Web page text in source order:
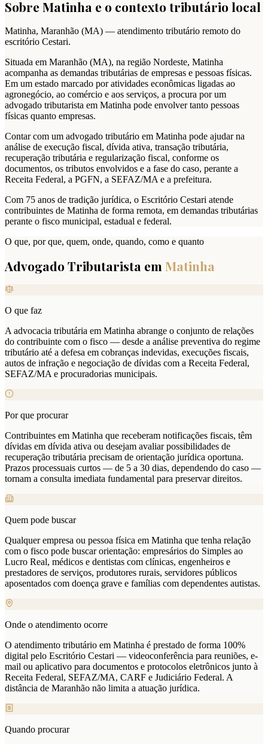
Sobre Matinha e o contexto tributário local
Matinha, Maranhão (MA) — atendimento tributário remoto do
escritório Cestari.
Situada em Maranhão (MA), na região Nordeste, Matinha
acompanha as demandas tributárias de empresas e pessoas físicas.
Em um estado marcado por atividades econômicas ligadas ao
agronegócio, ao comércio e aos serviços, a procura por um
advogado tributarista em Matinha pode envolver tanto pessoas
físicas quanto empresas.
Contar com um advogado tributário em Matinha pode ajudar na
análise de execução fiscal, dívida ativa, transação tributária,
recuperação tributária e regularização fiscal, conforme os
documentos, os tributos envolvidos e a fase do caso, perante a
Receita Federal, a PGFN, a SEFAZ/MA e a prefeitura.
Com 75 anos de tradição jurídica, o Escritório Cestari atende
contribuintes de Matinha de forma remota, em demandas tributárias
perante o fisco municipal, estadual e federal.
O que, por que, quem, onde, quando, como e quanto
Advogado Tributarista em Matinha
O que faz
A advocacia tributária em Matinha abrange o conjunto de relações
do contribuinte com o fisco — desde a análise preventiva do regime
tributário até a defesa em cobranças indevidas, execuções fiscais,
autos de infração e negociação de dívidas com a Receita Federal,
SEFAZ/MA e procuradorias municipais.
Por que procurar
Contribuintes em Matinha que receberam notificações fiscais, têm
dívidas em dívida ativa ou desejam avaliar possibilidades de
recuperação tributária precisam de orientação jurídica oportuna.
Prazos processuais curtos — de 5 a 30 dias, dependendo do caso —
tornam a consulta imediata fundamental para preservar direitos.
Quem pode buscar
Qualquer empresa ou pessoa física em Matinha que tenha relação
com o fisco pode buscar orientação: empresários do Simples ao
Lucro Real, médicos e dentistas com clínicas, engenheiros e
prestadores de serviços, produtores rurais, servidores públicos
aposentados com doença grave e famílias com dependentes autistas.
Onde o atendimento ocorre
O atendimento tributário em Matinha é prestado de forma 100%
digital pelo Escritório Cestari — videoconferência para reuniões, e-
mail ou aplicativo para documentos e protocolos eletrônicos junto à
Receita Federal, SEFAZ/MA, CARF e Judiciário Federal. A
distância de Maranhão não limita a atuação jurídica.
Quando procurar